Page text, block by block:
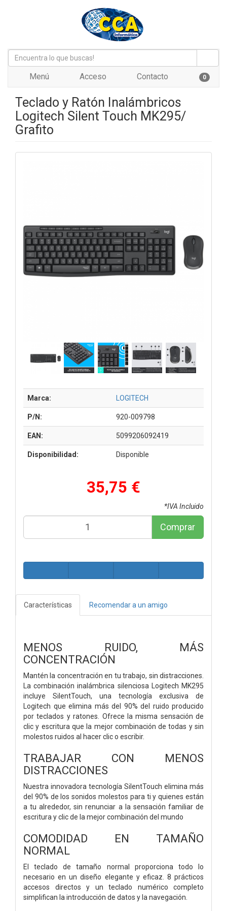
Menú Acceso Contacto 0
Teclado y Ratón Inalámbricos
Logitech Silent Touch MK295/
Grafito
Marca: LOGITECH
P/N: 920-009798
EAN: 5099206092419
Disponibilidad: Disponible
35,75 €
*IVA Incluido
Comprar
Características Recomendar a un amigo
MENOS RUIDO, MÁS
CONCENTRACIÓN
Mantén la concentración en tu trabajo, sin distracciones.
La combinación inalámbrica silenciosa Logitech MK295
incluye SilentTouch, una tecnología exclusiva de
Logitech que elimina más del 90% del ruido producido
por teclados y ratones. Ofrece la misma sensación de
clic y escritura que la mejor combinación de todas y sin
molestos ruidos al hacer clic o escribir.
TRABAJAR CON MENOS
DISTRACCIONES
Nuestra innovadora tecnología SilentTouch elimina más
del 90% de los sonidos molestos para ti y quienes están
a tu alrededor, sin renunciar a la sensación familiar de
escritura y clic de la mejor combinación del mundo
COMODIDAD EN TAMAÑO
NORMAL
El teclado de tamaño normal proporciona todo lo
necesario en un diseño elegante y eficaz. 8 prácticos
accesos directos y un teclado numérico completo
simplifican la introducción de datos y la navegación.